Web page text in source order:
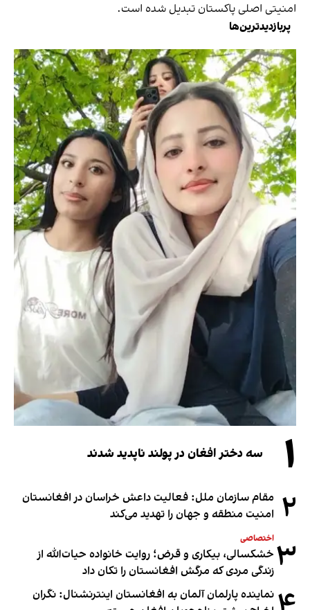
امنیتی اصلی پاکستان تبدیل شده است.
پربازدیدترین‌ها
۱ سه دختر افغان در پولند ناپدید شدند
۲ مقام سازمان ملل: فعالیت داعش خراسان در افغانستان
امنیت منطقه و جهان را تهدید می‌کند
۳ اختصاصی
خشکسالی، بیکاری و قرض؛ روایت خانواده حیات‌الله از
زندگی مردی که مرگش افغانستان را تکان داد
نماینده پارلمان آلمان به افغانستان اینترنشنال: نگران